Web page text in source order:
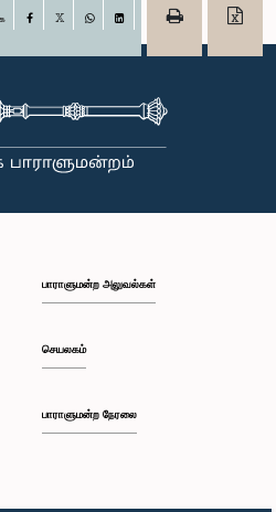
Facebook
பாராளுமன்ற அலுவல்கள்
செயலகம்
பாராளுமன்ற நேரலை